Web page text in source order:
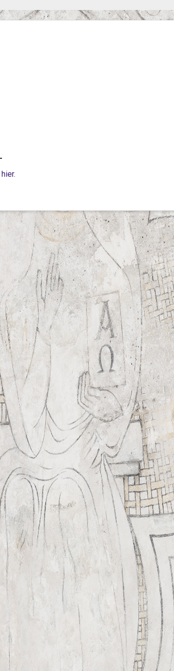
hier.